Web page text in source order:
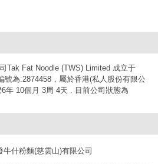
Tak Fat Noodle (TWS) Limited 成立于
號為:2874458，屬於香港(私人股份有限公
年 10個月 3周 4天 . 目前公司狀態為
牛什粉麵(慈雲山)有限公司